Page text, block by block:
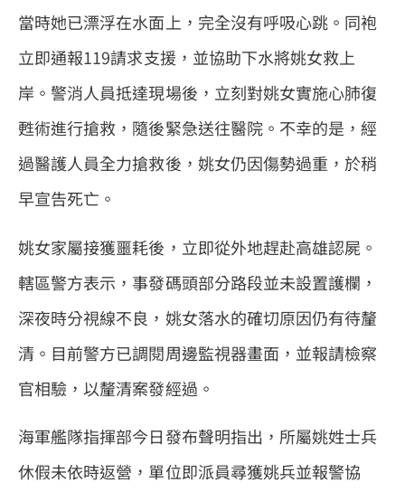
當時她已漂浮在水面上，完全沒有呼吸心跳。同袍
立即通報119請求支援，並協助下水將姚女救上
岸。警消人員抵達現場後，立刻對姚女實施心肺復
甦術進行搶救，隨後緊急送往醫院。不幸的是，經
過醫護人員全力搶救後，姚女仍因傷勢過重，於稍
早宣告死亡。
姚女家屬接獲噩耗後，立即從外地趕赴高雄認屍。
轄區警方表示，事發碼頭部分路段並未設置護欄，
深夜時分視線不良，姚女落水的確切原因仍有待釐
清。目前警方已調閱周邊監視器畫面，並報請檢察
官相驗，以釐清案發經過。
海軍艦隊指揮部今日發布聲明指出，所屬姚姓士兵
休假未依時返營，單位即派員尋獲姚兵並報警協